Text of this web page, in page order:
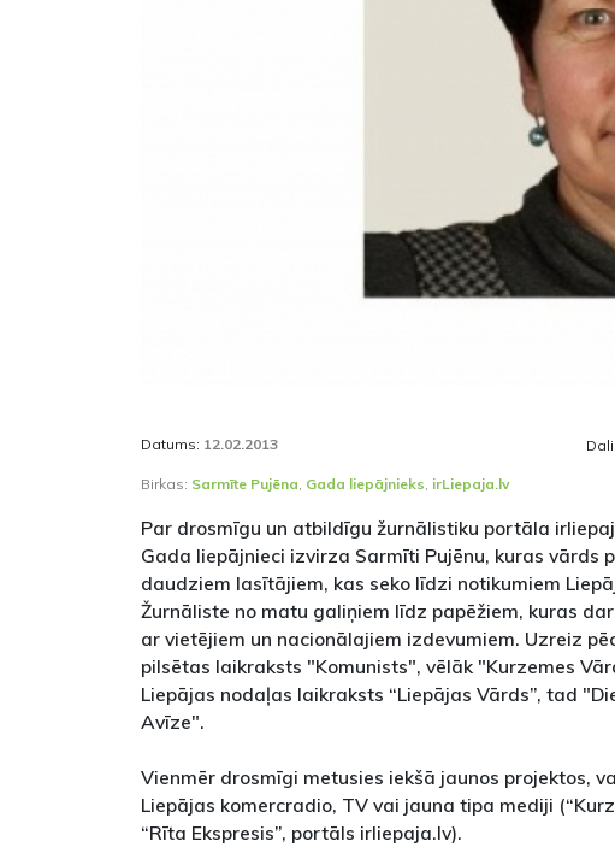
Datums: 12.02.2013
Birkas: Sarmīte Pujēna, Gada liepājnieks, irLiepaja.lv
Par drosmīgu un atbildīgu žurnālistiku portāla
Gada liepājnieci izvirza Sarmīti Pujēnu, kuras vārds
daudziem lasītājiem, kas seko līdzi notikumiem
Žurnāliste no matu galiņiem līdz papēžiem, kuras
ar vietējiem un nacionālajiem izdevumiem. Uzreiz
pilsētas laikraksts "Komunists", vēlāk "Kurzemes
Liepājas nodaļas laikraksts “Liepājas Vārds”, tad
Avīze".
Vienmēr drosmīgi metusies iekšā jaunos projektos,
Liepājas komercradio, TV vai jauna tipa mediji
“Rīta Ekspresis”, portāls irliepaja.lv).